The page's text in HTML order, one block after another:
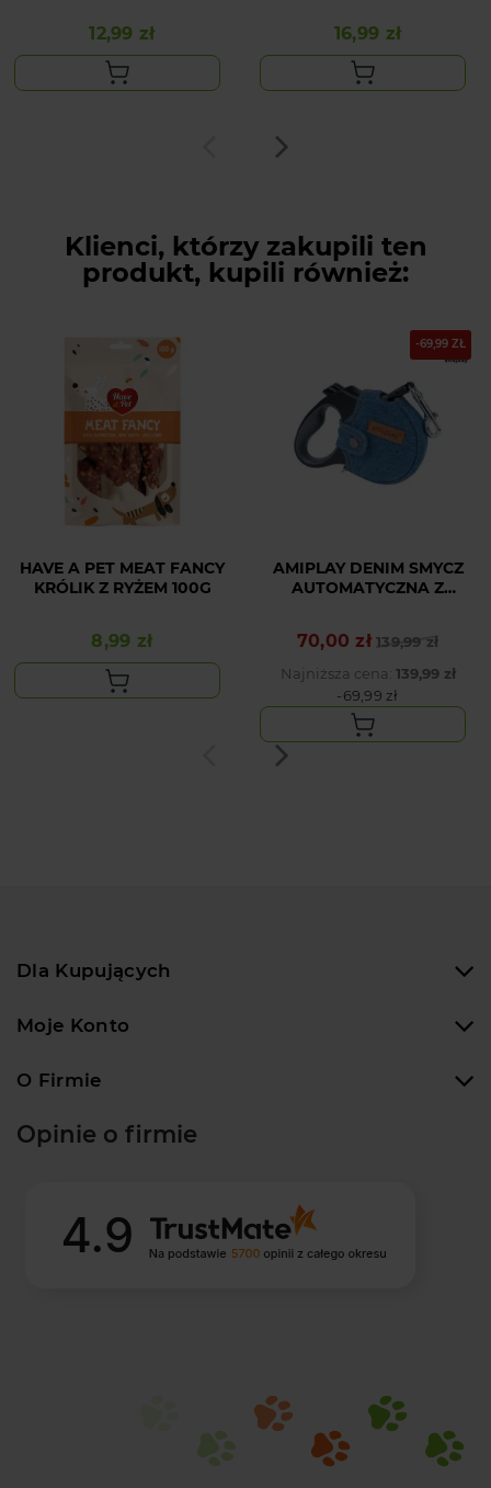
Cena
12,99 zł
TRAWIENIE 200G
Cena
16,99 zł
Klienci, którzy zakupili ten
produkt, kupili również:
HAVE A PET MEAT FANCY
KRÓLIK Z RYŻEM 100G
Cena
8,99 zł
-69,99 ZŁ
AMIPLAY DENIM SMYCZ
AUTOMATYCZNA Z
Cena podstawowa
139,99 zł
Cena
70,00 zł
Najniższa cena: 139,99 zł
-69,99 zł
Dla Kupujących
Moje Konto
O Firmie
Opinie o firmie